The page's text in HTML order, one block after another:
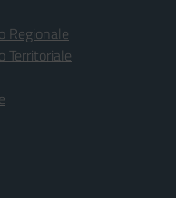
Regionale
Territoriale